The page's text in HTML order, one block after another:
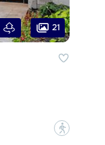
21
?